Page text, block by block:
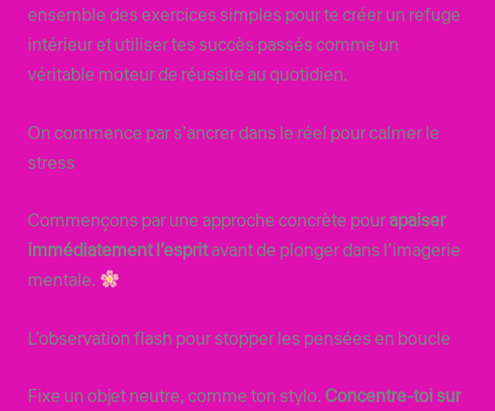
ensemble des exercices simples pour te créer un refuge
intérieur et utiliser tes succès passés comme un
véritable moteur de réussite au quotidien.
On commence par s’ancrer dans le réel pour calmer le
stress
Commençons par une approche concrète pourapaiser
immédiatement l’espritavant de plonger dans l’imagerie
mentale.
L’observation flash pour stopper les pensées en boucle
Fixe un objet neutre, comme ton stylo.Concentre-toi sur